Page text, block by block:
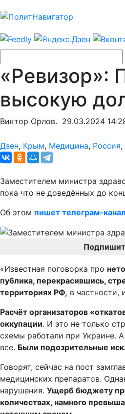
«Ревизор»:
высокую
Виктор Орлов. 29.03.2024
Дзен, Крым, Медицина, Россия,
Заместителем министра
пока что не доведённых до
Об этом пишет телеграм-
«Известная поговорка про
публика, перекрасившись,
территориях РФ, в частности,
Расчёт организаторов
оккупации. И это не только
схемы работали при Украине.
все. Были подозрительные
Говорят, сейчас на пост
медицинских препаратов.
нарушения. Ущерб бюджету
количествах, намного